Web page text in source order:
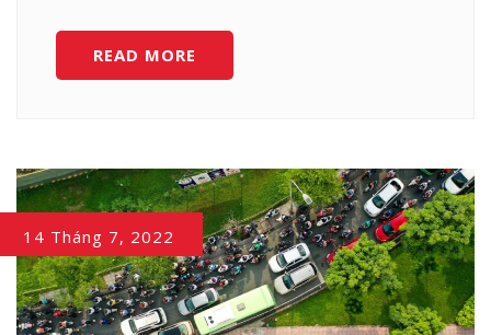
READ MORE
PHẠT
GIỮA
ĐƯỜNG
CẬP
NHẬT
MỚI
NHẤT
14 Tháng 7, 2022